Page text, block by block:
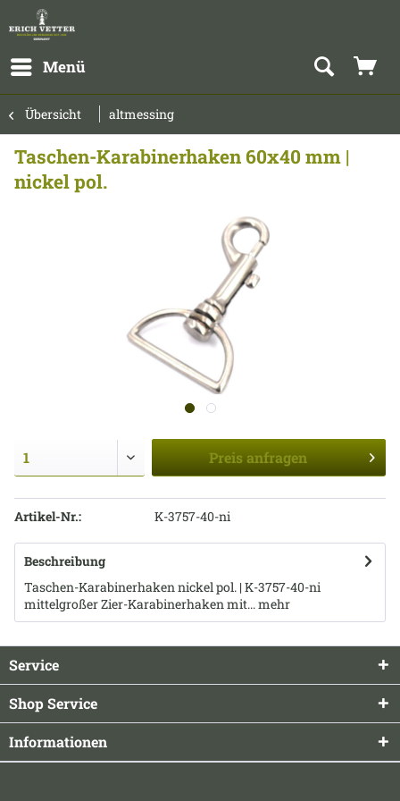
Menü
Übersicht altmessing
Taschen-Karabinerhaken 60x40 mm |
nickel pol.
Preis anfragen
Artikel-Nr.: K-3757-40-ni
Beschreibung
Taschen-Karabinerhaken nickel pol. | K-3757-40-ni
mittelgroßer Zier-Karabinerhaken mit...mehr
Service
Shop Service
Informationen